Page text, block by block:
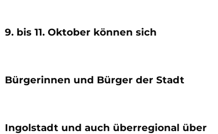
9. bis 11. Oktober können sich
Bürgerinnen und Bürger der Stadt
Ingolstadt und auch überregional über